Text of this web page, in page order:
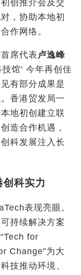
创推介会及交
，协助本地初
作网络。
席代表 卢逸峰
馆’ 今年再创佳
有部分成果是
香港贸发局一
地初创建立联
造合作机遇，
科发展注入长
科实力
表现亮眼。
持续解决方案
for
Change”为大
技推动环境、